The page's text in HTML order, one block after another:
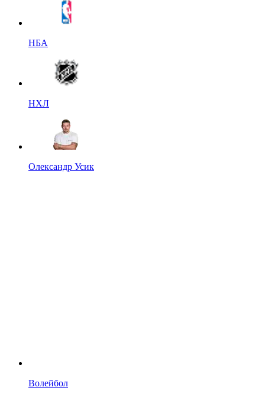
НБА
НХЛ
Олександр Усик
Волейбол